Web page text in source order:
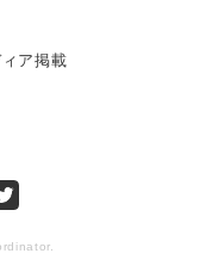
ア掲載